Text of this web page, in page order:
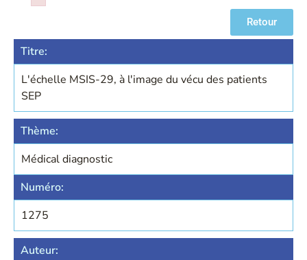
Retour
Titre:
L'échelle MSIS-29, à l'image du vécu des patients
SEP
Thème:
Médical diagnostic
Numéro:
1275
Auteur:
Failed to initialize plugin: wplink